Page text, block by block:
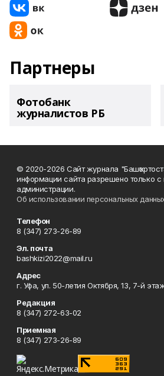
Партнеры
Фотобанк
журналистов РБ
© 2020-2026 Сайт журнала
информации сайта разрешено только с
администрации.
Об использовании персональных
Телефон
8 (347) 273-26-89
Эл. почта
bashkizi2022@mail.ru
Адрес
г. Уфа, ул. 50-летия Октября, 13, 7-й
Редакция
8 (347) 272-63-02
Приемная
8 (347) 273-26-89